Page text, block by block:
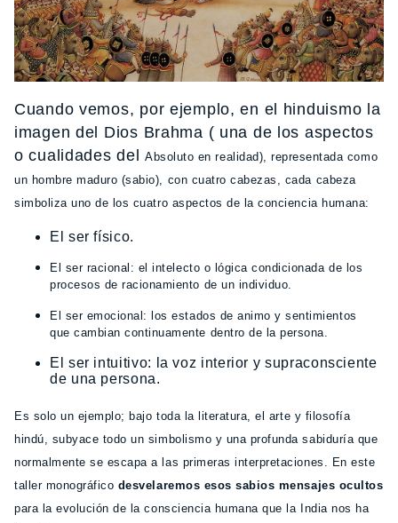
Cuando vemos, por ejemplo, en el hinduismo la
imagen del Dios Brahma ( una de los aspectos
o cualidades delAbsoluto en realidad), representada como
un hombre maduro (sabio), con cuatro cabezas, cada cabeza
simbolizauno de los cuatro aspectos de la conciencia humana:
El ser físico.
El ser racional: el intelecto o lógica condicionadade los
procesos de racionamiento de un individuo.
El ser emocional: los estados de animo y sentimientos
quecambian continuamente dentro de la persona.
El ser intuitivo: la voz interior y supraconsciente
de una persona.
Es solo un ejemplo; bajo toda la literatura, el arte y filosofía
hindú, subyace todo un simbolismo y una profundasabiduría que
normalmente se escapa a las primeras interpretaciones. En este
taller monográfico desvelaremos esos sabios mensajes ocultos
para la evolución de la consciencia humana que la India nos ha